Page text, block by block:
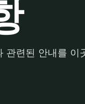
관련된 안내를 이